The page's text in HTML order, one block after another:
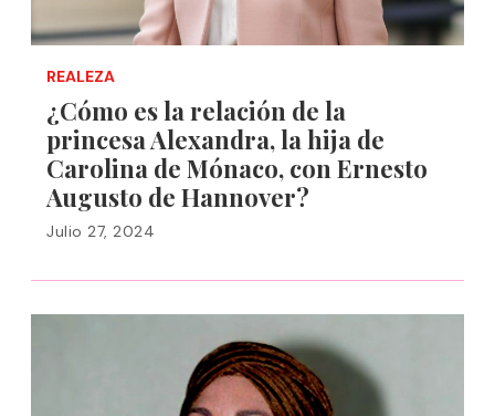
REALEZA
¿Cómo es la relación de la
princesa Alexandra, la hija de
Carolina de Mónaco, con Ernesto
Augusto de Hannover?
Julio 27, 2024